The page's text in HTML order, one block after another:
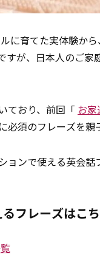
に育てた実体験か
すが、日本人のご家
ており、前回「 お家
須のフレーズを親
ョンで使える英会
フレーズはこち